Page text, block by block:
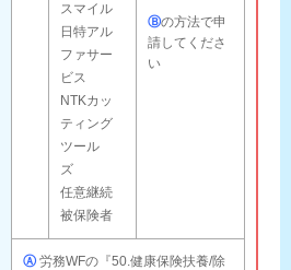
スマイル
日特アル
ファサー
ビス
NTKカッ
ティング
ツール
ズ
任意継続
被保険者
Ⓑの方法で申
請してくださ
い
Ⓐ 労務WFの『50.健康保険扶養/除